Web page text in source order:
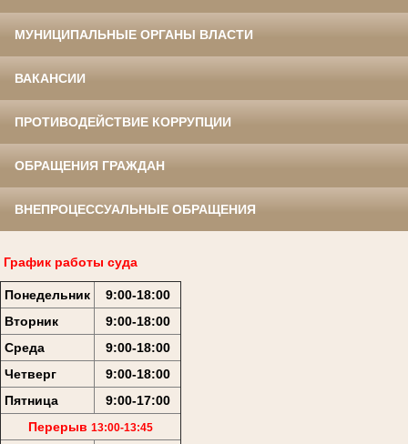
МУНИЦИПАЛЬНЫЕ ОРГАНЫ ВЛАСТИ
ВАКАНСИИ
ПРОТИВОДЕЙСТВИЕ КОРРУПЦИИ
ОБРАЩЕНИЯ ГРАЖДАН
ВНЕПРОЦЕССУАЛЬНЫЕ ОБРАЩЕНИЯ
График работы суда
Понедельник
9:00-18:00
Вторник
9:00-18:00
Среда
9:00-18:00
Четверг
9:00-18:00
Пятница
9:00-17:00
Перерыв 13:00-13:45